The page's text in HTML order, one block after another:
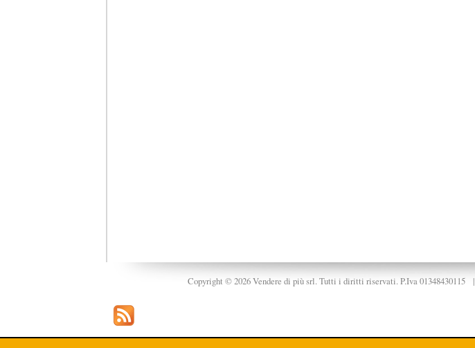
Copyright © 2026 Vendere di più srl. Tutti i diritti riservati. P.Iva 01348430115